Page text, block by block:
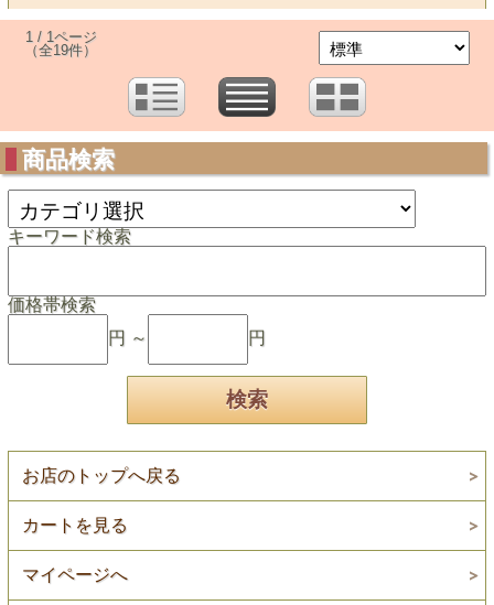
1 / 1ページ
（全19件）
商品検索
キーワード検索
価格帯検索
円 ～
円
お店のトップへ戻る
カートを見る
マイページへ